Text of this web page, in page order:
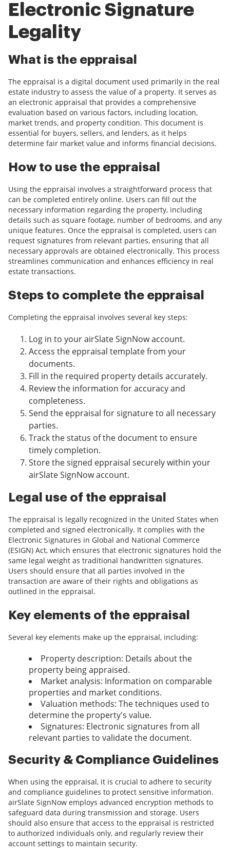
Electronic Signature
Legality
What is the eppraisal
The eppraisal is a digital document used primarily in the real
estate industry to assess the value of a property. It serves as
an electronic appraisal that provides a comprehensive
evaluation based on various factors, including location,
market trends, and property condition. This document is
essential for buyers, sellers, and lenders, as it helps
determine fair market value and informs financial decisions.
How to use the eppraisal
Using the eppraisal involves a straightforward process that
can be completed entirely online. Users can fill out the
necessary information regarding the property, including
details such as square footage, number of bedrooms, and any
unique features. Once the eppraisal is completed, users can
request signatures from relevant parties, ensuring that all
necessary approvals are obtained electronically. This process
streamlines communication and enhances efficiency in real
estate transactions.
Steps to complete the eppraisal
Completing the eppraisal involves several key steps:
Log in to your airSlate SignNow account.
Access the eppraisal template from your
documents.
Fill in the required property details accurately.
Review the information for accuracy and
completeness.
Send the eppraisal for signature to all necessary
parties.
Track the status of the document to ensure
timely completion.
Store the signed eppraisal securely within your
airSlate SignNow account.
Legal use of the eppraisal
The eppraisal is legally recognized in the United States when
completed and signed electronically. It complies with the
Electronic Signatures in Global and National Commerce
(ESIGN) Act, which ensures that electronic signatures hold the
same legal weight as traditional handwritten signatures.
Users should ensure that all parties involved in the
transaction are aware of their rights and obligations as
outlined in the eppraisal.
Key elements of the eppraisal
Several key elements make up the eppraisal, including:
Property description: Details about the
property being appraised.
Market analysis: Information on comparable
properties and market conditions.
Valuation methods: The techniques used to
determine the property's value.
Signatures: Electronic signatures from all
relevant parties to validate the document.
Security & Compliance Guidelines
When using the eppraisal, it is crucial to adhere to security
and compliance guidelines to protect sensitive information.
airSlate SignNow employs advanced encryption methods to
safeguard data during transmission and storage. Users
should also ensure that access to the eppraisal is restricted
to authorized individuals only, and regularly review their
account settings to maintain security.